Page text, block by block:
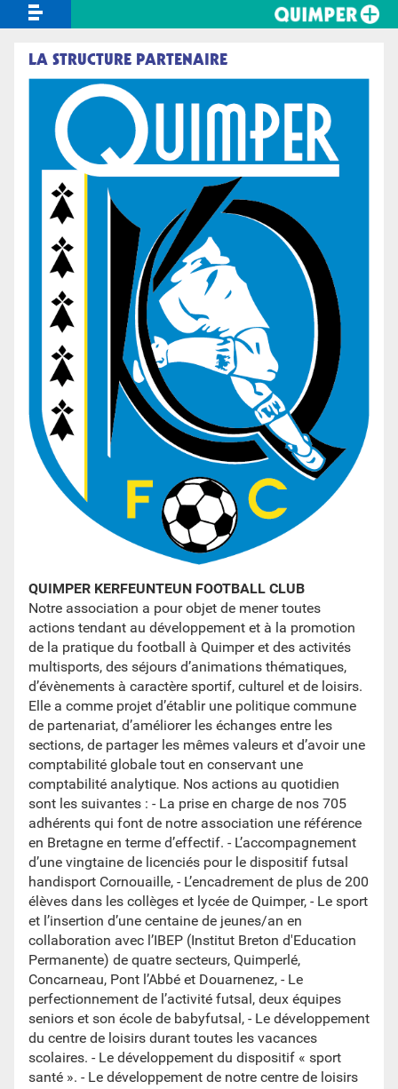
Ouvrir le menu
Papiers - Citoyenneté
Cantine et repas
Stationner
Aides / Subventions
Atout Sport
Mentions légales
Protection des données à caractère personnel
LA STRUCTURE PARTENAIRE
QUIMPER KERFEUNTEUN FOOTBALL CLUB
Notre association a pour objet de mener toutes
actions tendant au développement et à la promotion
de la pratique du football à Quimper et des activités
multisports, des séjours d’animations thématiques,
d’évènements à caractère sportif, culturel et de loisirs.
Elle a comme projet d’établir une politique commune
de partenariat, d’améliorer les échanges entre les
sections, de partager les mêmes valeurs et d’avoir une
comptabilité globale tout en conservant une
comptabilité analytique. Nos actions au quotidien
sont les suivantes : - La prise en charge de nos 705
adhérents qui font de notre association une référence
en Bretagne en terme d’effectif. - L’accompagnement
d’une vingtaine de licenciés pour le dispositif futsal
handisport Cornouaille, - L’encadrement de plus de 200
élèves dans les collèges et lycée de Quimper, - Le sport
et l’insertion d’une centaine de jeunes/an en
collaboration avec l’IBEP (Institut Breton d'Education
Permanente) de quatre secteurs, Quimperlé,
Concarneau, Pont l’Abbé et Douarnenez, - Le
perfectionnement de l’activité futsal, deux équipes
seniors et son école de babyfutsal, - Le développement
du centre de loisirs durant toutes les vacances
scolaires. - Le développement du dispositif « sport
santé ». - Le développement de notre centre de loisirs